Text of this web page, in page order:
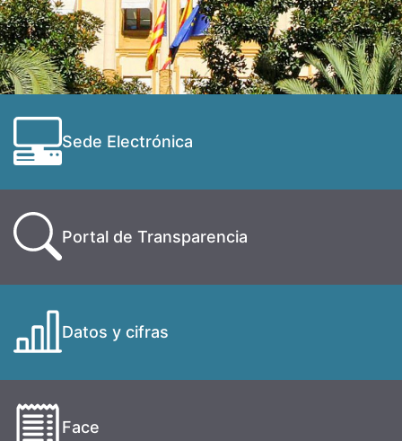
Sede Electrónica
Portal de Transparencia
Datos y cifras
Face